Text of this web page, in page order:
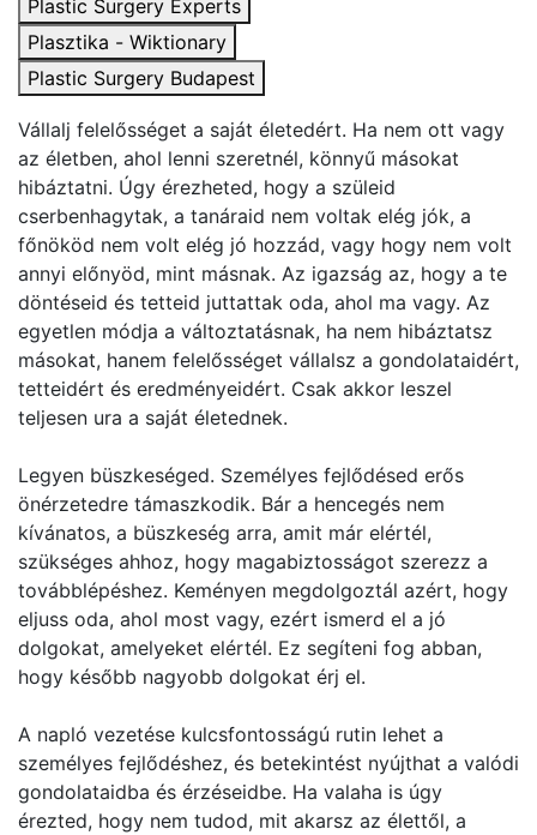
Plastic Surgery Experts
Plasztika - Wiktionary
Plastic Surgery Budapest
Vállalj felelősséget a saját életedért. Ha nem ott vagy
az életben, ahol lenni szeretnél, könnyű másokat
hibáztatni. Úgy érezheted, hogy a szüleid
cserbenhagytak, a tanáraid nem voltak elég jók, a
főnököd nem volt elég jó hozzád, vagy hogy nem volt
annyi előnyöd, mint másnak. Az igazság az, hogy a te
döntéseid és tetteid juttattak oda, ahol ma vagy. Az
egyetlen módja a változtatásnak, ha nem hibáztatsz
másokat, hanem felelősséget vállalsz a gondolataidért,
tetteidért és eredményeidért. Csak akkor leszel
teljesen ura a saját életednek.
Legyen büszkeséged. Személyes fejlődésed erős
önérzetedre támaszkodik. Bár a hencegés nem
kívánatos, a büszkeség arra, amit már elértél,
szükséges ahhoz, hogy magabiztosságot szerezz a
továbblépéshez. Keményen megdolgoztál azért, hogy
eljuss oda, ahol most vagy, ezért ismerd el a jó
dolgokat, amelyeket elértél. Ez segíteni fog abban,
hogy később nagyobb dolgokat érj el.
A napló vezetése kulcsfontosságú rutin lehet a
személyes fejlődéshez, és betekintést nyújthat a valódi
gondolataidba és érzéseidbe. Ha valaha is úgy
érezted, hogy nem tudod, mit akarsz az élettől, a